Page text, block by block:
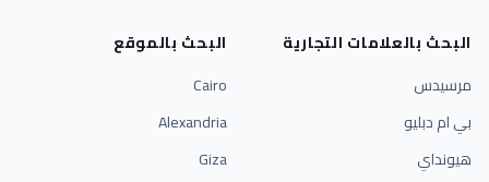
البحث بالعلامات التجارية
مرسيدس
بي ام دبليو
هيونداي
البحث بالموقع
Cairo
Alexandria
Giza